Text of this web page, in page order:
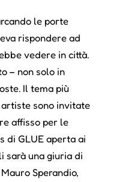
le porte
rispondere ad
vedere in città.
– non solo in
Il tema più
artiste sono invitate
affisso per le
di GLUE aperta ai
sarà una giuria di
Sperandio,